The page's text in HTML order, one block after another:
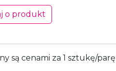
o produkt
są cenami za 1 sztukę/parę